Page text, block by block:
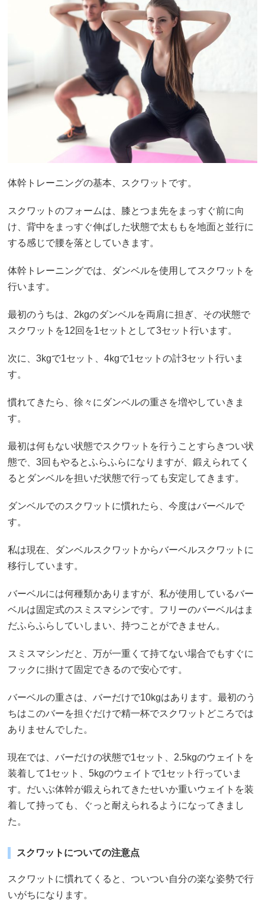
体幹トレーニングの基本、スクワットです。
スクワットのフォームは、膝とつま先をまっすぐ前に向
け、背中をまっすぐ伸ばした状態で太ももを地面と並行に
する感じで腰を落としていきます。
体幹トレーニングでは、ダンベルを使用してスクワットを
行います。
最初のうちは、2kgのダンベルを両肩に担ぎ、その状態で
スクワットを12回を1セットとして3セット行います。
次に、3kgで1セット、4kgで1セットの計3セット行いま
す。
慣れてきたら、徐々にダンベルの重さを増やしていきま
す。
最初は何もない状態でスクワットを行うことすらきつい状
態で、3回もやるとふらふらになりますが、鍛えられてく
るとダンベルを担いだ状態で行っても安定してきます。
ダンベルでのスクワットに慣れたら、今度はバーベルで
す。
私は現在、ダンベルスクワットからバーベルスクワットに
移行しています。
バーベルには何種類かありますが、私が使用しているバー
ベルは固定式のスミスマシンです。フリーのバーベルはま
だふらふらしていしまい、持つことができません。
スミスマシンだと、万が一重くて持てない場合でもすぐに
フックに掛けて固定できるので安心です。
バーベルの重さは、バーだけで10kgはあります。最初のう
ちはこのバーを担ぐだけで精一杯でスクワットどころでは
ありませんでした。
現在では、バーだけの状態で1セット、2.5kgのウェイトを
装着して1セット、5kgのウェイトで1セット行っていま
す。だいぶ体幹が鍛えられてきたせいか重いウェイトを装
着して持っても、ぐっと耐えられるようになってきまし
た。
スクワットについての注意点
スクワットに慣れてくると、ついつい自分の楽な姿勢で行
いがちになります。